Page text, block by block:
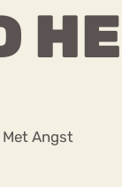
Met Angst